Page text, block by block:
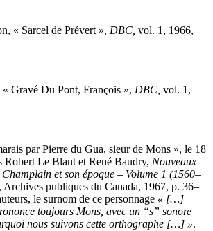
« Sarcel de Prévert », DBC, vol. 1, 1966,
Gravé Du Pont, François », DBC, vol. 1,
par Pierre du Gua, sieur de Mons », le 18
Robert Le Blant et René Baudry, Nouveaux
et son époque – Volume 1 (1560–
Archives publiques du Canada, 1967, p. 36–
le surnom de ce personnage « […]
toujours Mons, avec un “s” sonore
nous suivons cette orthographe […] ».